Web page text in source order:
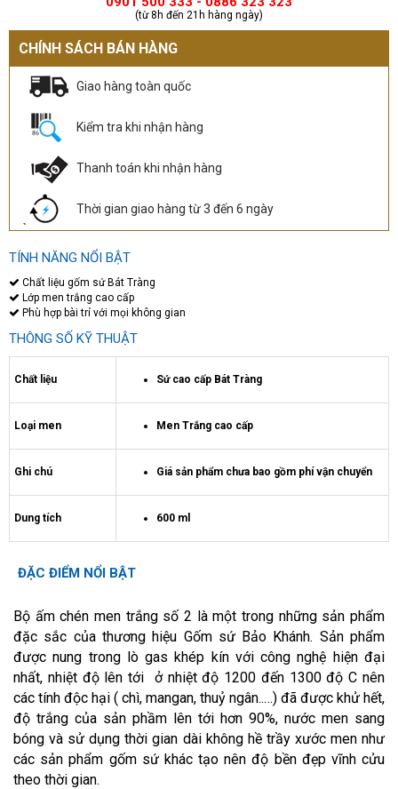
(từ 8h đến 21h hàng ngày)
CHÍNH SÁCH BÁN HÀNG
Giao hàng toàn quốc
Kiểm tra khi nhận hàng
Thanh toán khi nhận hàng
Thời gian giao hàng từ 3 đến 6 ngày
TÍNH NĂNG NỔI BẬT
Chất liệu gốm sứ Bát Tràng
Lớp men trắng cao cấp
Phù hợp bài trí với mọi không gian
THÔNG SỐ KỸ THUẬT
Chất liệu Sứ cao cấp Bát Tràng
Loại men Men Trắng cao cấp
Ghi chú Giá sản phẩm chưa bao gồm phí vận chuyển
Dung tích 600 ml
ĐẶC ĐIỂM NỔI BẬT
Bộ ấm chén men trắng số 2 là một trong những sản phẩm
đặc sắc của thương hiệu Gốm sứ Bảo Khánh. Sản phẩm
được nung trong lò gas khép kín với công nghệ hiện đại
nhất, nhiệt độ lên tới ở nhiệt độ 1200 đến 1300 độ C nên
các tính độc hại ( chì, mangan, thuỷ ngân..…) đã được khử hết,
độ trắng của sản phầm lên tới hơn 90%, nước men sang
bóng và sử dụng thời gian dài không hề trầy xước men như
các sản phẩm gốm sứ khác tạo nên độ bền đẹp vĩnh cửu
theo thời gian.